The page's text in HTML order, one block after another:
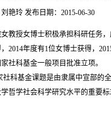
艳玲 发布日期：2015-06-30
女教授女博士积极承担科研任务
2014年度有1位女博士获得，
家社科基金一般项目批准立项
科基金课题是由隶属中宣部的
哲学社会科学研究水平的重要